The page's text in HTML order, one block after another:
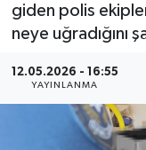
giden polis
neye uğradığını
12.05.2026 - 16:55
YAYINLANMA
Haber Arşivi